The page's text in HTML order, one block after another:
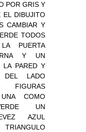
POR GRIS Y
EL DIBUJITO
CAMBIAR Y
TODOS
PUERTA
Y UN
LA PARED Y
LADO
FIGURAS
COMO
UN
AZUL
TRIANGULO